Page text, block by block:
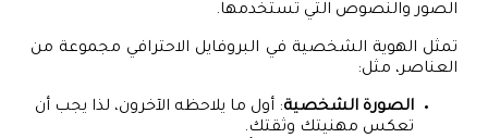
الصور والنصوص التي تستخدمها.
تمثل الهوية الشخصية في البروفايل الاحترافي مجموعة من
العناصر، مثل:
الصورة الشخصية: أول ما يلاحظه الآخرون، لذا يجب أن
تعكس مهنيتك وثقتك.